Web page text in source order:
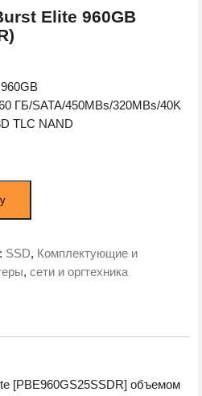
Elite 960GB
ГБ/SATA/450MBs/320MBs/40K
TLC NAND
SSD, Комплектующие и
, сети и оргтехника
[PBE960GS25SSDR] объемом